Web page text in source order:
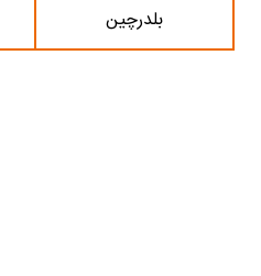
بلدرچین